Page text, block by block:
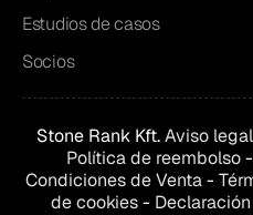
Estudios de casos
Socios
Stone Rank Kft.Aviso legal
Política de reembolso-
Condiciones deVenta-
de cookies-